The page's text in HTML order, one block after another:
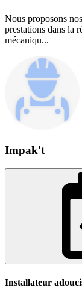
Nous proposons
prestations dans la
mécaniqu...
Impak't
Installateur